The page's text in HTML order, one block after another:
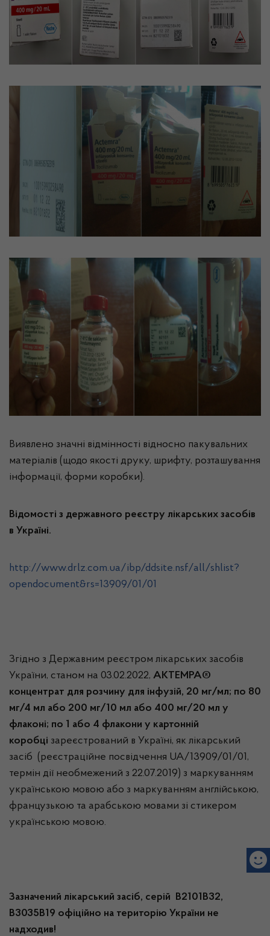
Виявлено значні відмінності відносно пакувальних
матеріалів (щодо якості друку, шрифту, розташування
інформації, форми коробки).
Відомості з державного реєстру лікарських засобів
в Україні.
http://www.drlz.com.ua/ibp/ddsite.nsf/all/shlist?
opendocument&rs=13909/01/01
Згідно з Державним реєстром лікарських засобів
України, станом на 03.02.2022, АКТЕМРА®
концентрат для розчину для інфузій, 20 мг/мл; по 80
мг/4 мл або 200 мг/10 мл або 400 мг/20 мл у
флаконі; по 1 або 4 флакони у картонній
коробці зареєстрований в Україні, як лікарський
засіб (реєстраційне посвідчення UA/13909/01/01,
термін дії необмежений з 22.07.2019) з маркуванням
українською мовою або з маркуванням англійською,
французькою та арабською мовами зі стикером
українською мовою.
Зазначений лікарський засіб, серій В2101В32,
В3035В19 офіційно на територію України не
надходив!